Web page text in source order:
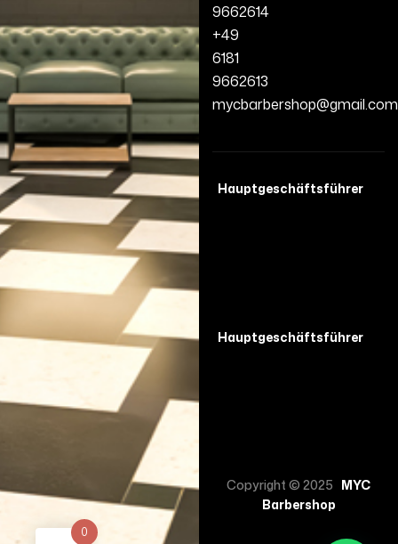
9662614
+49
6181
9662613
mycbarbershop@gmail.com
Hauptgeschäftsführer
Hauptgeschäftsführer
Copyright © 2025 MYC
Barbershop
0